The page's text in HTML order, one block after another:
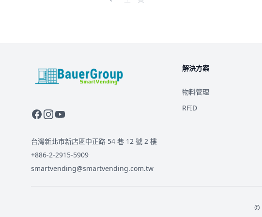
BauerGroup Tech
台灣新北市新店區中正路 54 巷 12 號 2 樓
+886-2-2915-5909
smartvending@smartvending.com.tw
解決方案
物料管理
RFID
©